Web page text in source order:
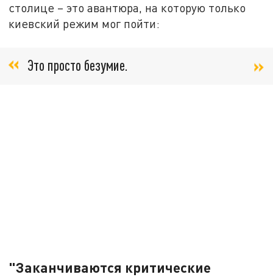
столице – это авантюра, на которую только
киевский режим мог пойти:
Это просто безумие.
"Заканчиваются критические